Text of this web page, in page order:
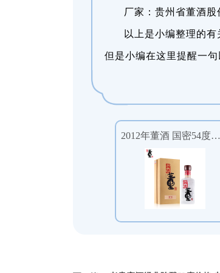
厂家：贵州省董酒股
以上是小编整理的
但是小编在这里提醒一
2012年董酒 国密54度白酒500ml